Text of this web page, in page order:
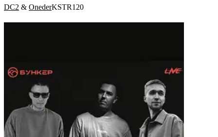
DC2 & OnederKSTR120